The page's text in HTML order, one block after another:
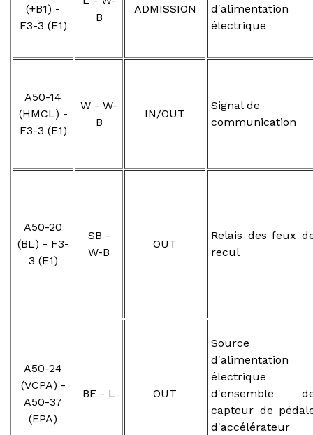
(+B1) -
F3-3 (E1)
B
ADMISSION
d'alimentation
électrique
A50-14
(HMCL) -
F3-3 (E1)
W - W-
B
IN/OUT
Signal de
communication
A50-20
(BL) - F3-
3 (E1)
SB -
W-B
OUT
Relais des feux
recul
A50-24
(VCPA) -
A50-37
(EPA)
BE - L OUT
Source
d'alimentation
électrique
d'ensemble
capteur de
d'accélérateur